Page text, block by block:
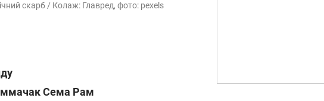
скарб / Колаж: Главред, фото: pexels
Сема Рам